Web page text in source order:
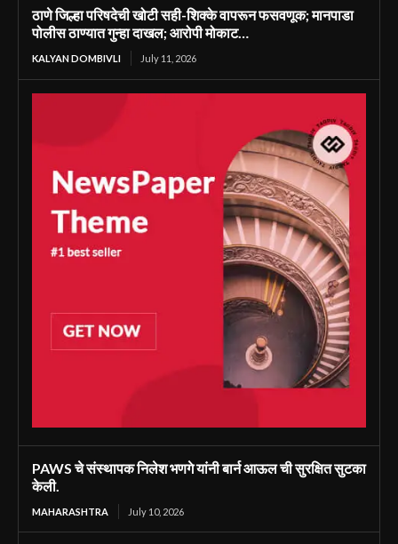
ठाणे जिल्हा परिषदेची खोटी सही-शिक्के वापरून फसवणूक; मानपाडा
पोलीस ठाण्यात गुन्हा दाखल; आरोपी मोकाट…
KALYAN DOMBIVLI July 11, 2026
PAWS चे संस्थापक निलेश भणगे यांनी बार्न आऊल ची सुरक्षित सुटका
केली.
MAHARASHTRA July 10, 2026